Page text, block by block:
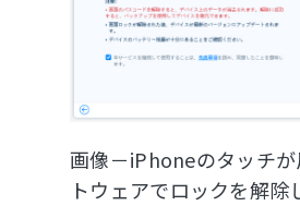
画像－iPhoneのタッチ
トウェアでロックを解除